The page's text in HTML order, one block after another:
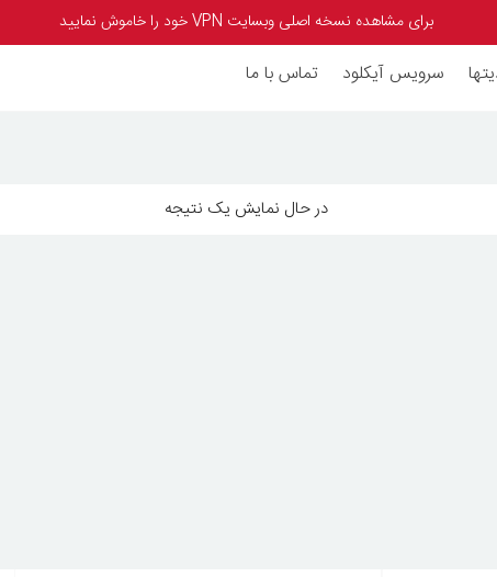
برای مشاهده نسخه اصلی وبسایت VPN خود را خاموش نمایید
سرویس آیکلود تماس با ما
در حال نمایش یک نتیجه